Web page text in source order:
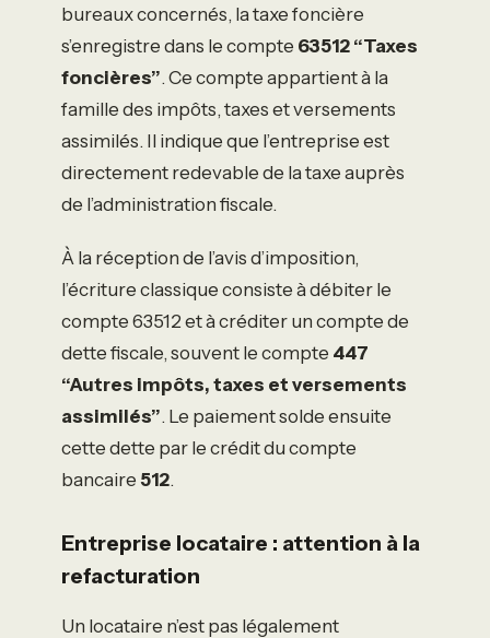
bureaux concernés, la taxe foncière
s’enregistre dans le compte 63512 “Taxes
foncières”. Ce compte appartient à la
famille des impôts, taxes et versements
assimilés. Il indique que l’entreprise est
directement redevable de la taxe auprès
de l’administration fiscale.
À la réception de l’avis d’imposition,
l’écriture classique consiste à débiter le
compte 63512 et à créditer un compte de
dette fiscale, souvent le compte 447
“Autres impôts, taxes et versements
assimilés”. Le paiement solde ensuite
cette dette par le crédit du compte
bancaire 512.
Entreprise locataire : attention à la
refacturation
Un locataire n’est pas légalement